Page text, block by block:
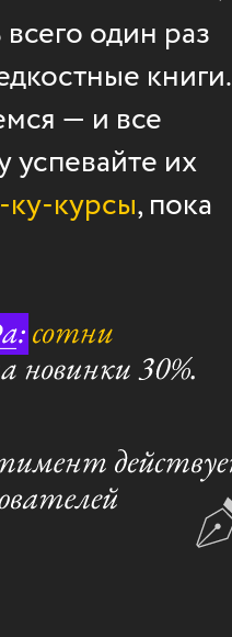
один раз
книги.
— и все
успевайте их
ку-курсы, пока